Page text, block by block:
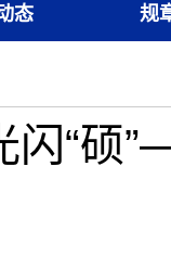
态 规
闪“硕